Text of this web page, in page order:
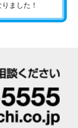
ました！